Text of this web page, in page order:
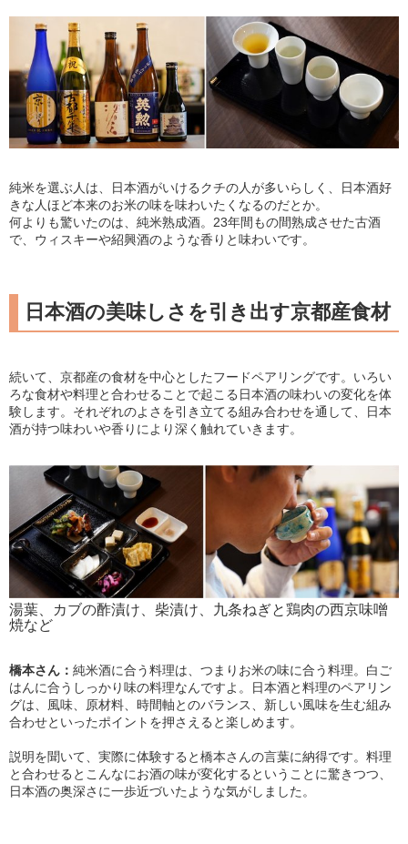
純米を選ぶ人は、日本酒がいけるクチの人が多いらしく、日本酒好
きな人ほど本来のお米の味を味わいたくなるのだとか。
何よりも驚いたのは、純米熟成酒。23年間もの間熟成させた古酒
で、ウィスキーや紹興酒のような香りと味わいです。
日本酒の美味しさを引き出す京都産食材
続いて、京都産の食材を中心としたフードペアリングです。いろい
ろな食材や料理と合わせることで起こる日本酒の味わいの変化を体
験します。それぞれのよさを引き立てる組み合わせを通して、日本
酒が持つ味わいや香りにより深く触れていきます。
湯葉、カブの酢漬け、柴漬け、九条ねぎと鶏肉の西京味噌
焼など
橋本さん： 純米酒に合う料理は、つまりお米の味に合う料理。白ご
はんに合うしっかり味の料理なんですよ。日本酒と料理のペアリン
グは、風味、原材料、時間軸とのバランス、新しい風味を生む組み
合わせといったポイントを押さえると楽しめます。
説明を聞いて、実際に体験すると橋本さんの言葉に納得です。料理
と合わせるとこんなにお酒の味が変化するということに驚きつつ、
日本酒の奥深さに一歩近づいたような気がしました。